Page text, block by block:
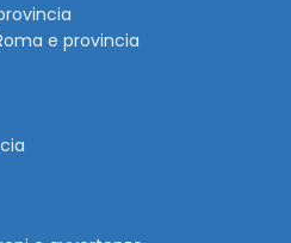
e provincia